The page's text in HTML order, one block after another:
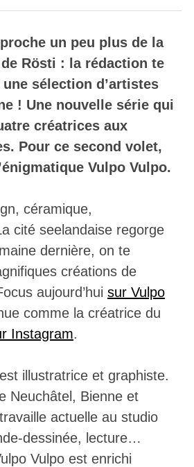
un peu plus de la
Rösti : la rédaction te
sélection d’artistes
! Une nouvelle série qui
créatrices aux
Pour ce second volet,
Vulpo Vulpo.
céramique,
cité seelandaise regorge
dernière, on te
créations de
aujourd’hui sur Vulpo
comme la créatrice du
Instagram.
illustratrice et graphiste.
Neuchâtel, Bienne et
actuelle au studio
dessinée, lecture…
Vulpo est enrichi